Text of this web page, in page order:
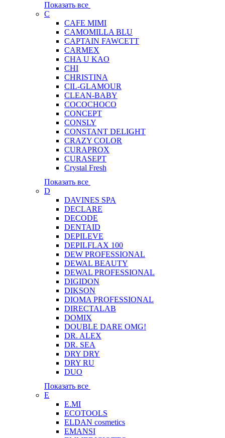
Показать все
C
CAFE MIMI
CAMOMILLA BLU
CAPTAIN FAWCETT
CARMEX
CHA U KAO
CHI
CHRISTINA
CIL-GLAMOUR
CLEAN-BABY
COCOCHOCO
CONCEPT
CONSLY
CONSTANT DELIGHT
CRAZY COLOR
CURAPROX
CURASEPT
Crystal Fresh
Показать все
D
DAVINES SPA
DECLARE
DECODE
DENTAID
DEPILEVE
DEPILFLAX 100
DEW PROFESSIONAL
DEWAL BEAUTY
DEWAL PROFESSIONAL
DIGIDON
DIKSON
DIOMA PROFESSIONAL
DIRECTALAB
DOMIX
DOUBLE DARE OMG!
DR. ALEX
DR. SEA
DRY DRY
DRY RU
DUO
Показать все
E
E.MI
ECOTOOLS
ELDAN cosmetics
EMANSI